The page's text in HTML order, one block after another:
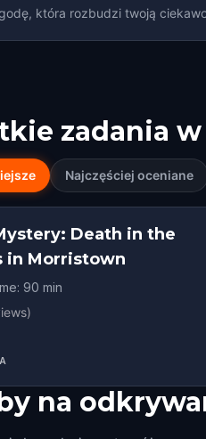
która rozbudzi twoją
zadania w
Najczęściej oceniane
Death in the
in Morristown
90 min
na